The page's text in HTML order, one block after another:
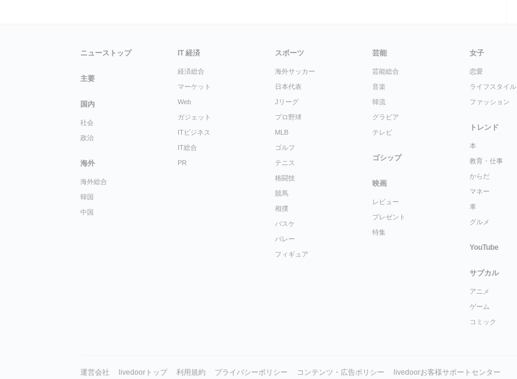
ニューストップ
主要
国内
社会
政治
海外
海外総合
韓国
中国
IT 経済
経済総合
マーケット
Web
ガジェット
ITビジネス
IT総合
PR
スポーツ
海外サッカー
日本代表
Jリーグ
プロ野球
MLB
ゴルフ
テニス
格闘技
競馬
相撲
バスケ
バレー
フィギュア
芸能
芸能総合
音楽
韓流
グラビア
テレビ
ゴシップ
映画
レビュー
プレゼント
特集
女子
恋愛
ライフスタイル
ファッション
トレンド
本
教育・仕事
からだ
マネー
車
グルメ
YouTube
サブカル
アニメ
ゲーム
コミック
運営会社 livedoorトップ 利用規約 プライバシーポリシー コンテンツ・広告ポリシー livedoorお客様サポートセンター